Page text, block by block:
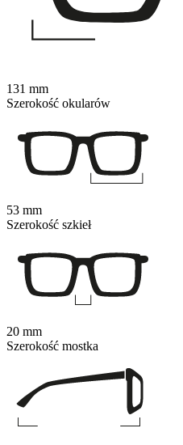
131 mm
Szerokość okularów
53 mm
Szerokość szkieł
20 mm
Szerokość mostka